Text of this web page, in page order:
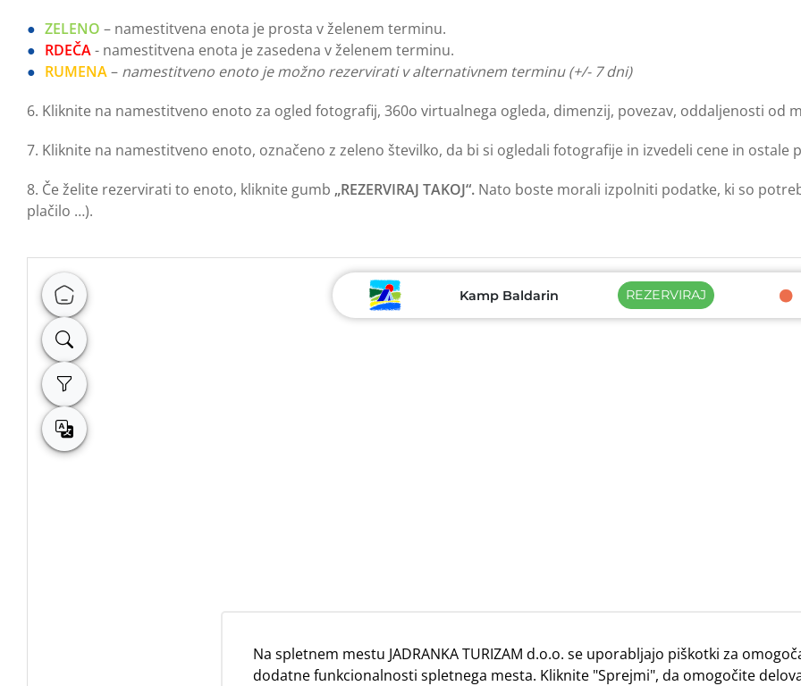
ZELENO – namestitvena enota je prosta v želenem terminu.
RDEČA- namestitvena enota je zasedena v želenem terminu.
RUMENA– namestitveno enoto je možno rezervirati v alternativnem terminu (+/- 7 dni)
6. Kliknite na namestitveno enoto za ogled fotografij, 360o virtualnega ogleda, dimenzij, povezav, oddaljenosti od
7. Kliknite na namestitveno enoto, označeno z zeleno številko, da bi si ogledali fotografije in izvedeli cene in
8. Če želite rezervirati to enoto, kliknite gumb „REZERVIRAJ TAKOJ“. Nato boste morali izpolniti podatke, ki so
plačilo …).
Na spletnem mestu JADRANKA TURIZAM d.o.o. se uporabljajo piškotki za
dodatne funkcionalnosti spletnega mesta. Kliknite "Sprejmi", da omogočite